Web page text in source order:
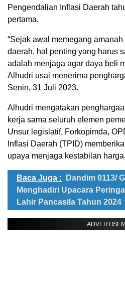
Pengendalian Inflasi Daerah
pertama.
“Sejak awal memegang
daerah, hal penting yang harus
adalah menjaga agar daya beli
Alhudri usai menerima
Senin, 31 Juli 2023.
Alhudri mengatakan
kerja sama seluruh elemen
Unsur legislatif, Forkopimda,
Inflasi Daerah (TPID)
upaya menjaga kestabilan harga.
Baca Juga :
Dandim 0113/
Menghadiri Upacara
Lahir Pancasila Tahun 2024